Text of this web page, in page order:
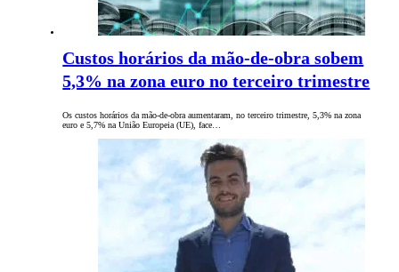
Custos horários da mão-de-obra sobem
5,3% na zona euro no terceiro trimestre
Os custos horários da mão-de-obra aumentaram, no terceiro trimestre, 5,3% na zona
euro e 5,7% na União Europeia (UE), face…